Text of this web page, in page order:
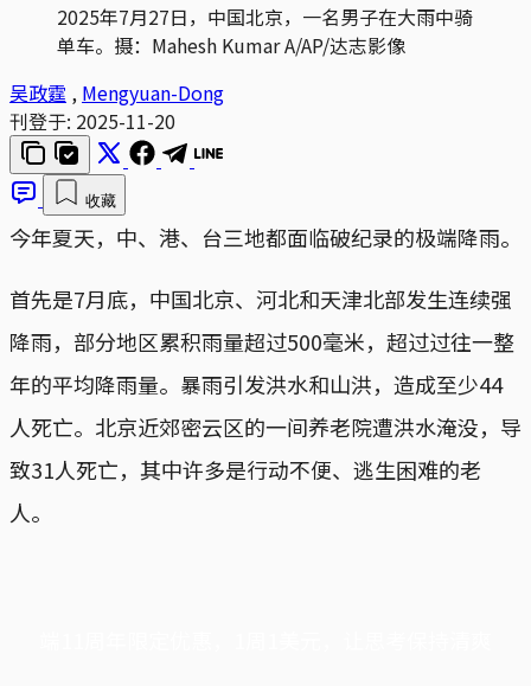
2025年7月27日，中国北京，一名男子在大雨中骑
单车。摄：Mahesh Kumar A/AP/达志影像
吴政霆 , Mengyuan-Dong
刊登于: 2025-11-20
收藏
今年夏天，中、港、台三地都面临破纪录的极端降雨。
首先是7月底，中国北京、河北和天津北部发生连续强
降雨，部分地区累积雨量超过500毫米，超过过往一整
年的平均降雨量。暴雨引发洪水和山洪，造成至少44
人死亡。北京近郊密云区的一间养老院遭洪水淹没，导
致31人死亡，其中许多是行动不便、逃生困难的老
人。